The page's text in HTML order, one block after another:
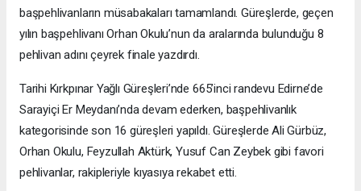
başpehlivanların müsabakaları tamamlandı. Güreşlerde, geçen
yılın başpehlivanı Orhan Okulu’nun da aralarında bulunduğu 8
pehlivan adını çeyrek finale yazdırdı.
Tarihi Kırkpınar Yağlı Güreşleri’nde 665’inci randevu Edirne’de
Sarayiçi Er Meydanı’nda devam ederken, başpehlivanlık
kategorisinde son 16 güreşleri yapıldı. Güreşlerde Ali Gürbüz,
Orhan Okulu, Feyzullah Aktürk, Yusuf Can Zeybek gibi favori
pehlivanlar, rakipleriyle kıyasıya rekabet etti.